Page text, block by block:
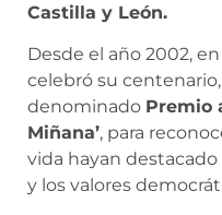
Castilla y León.
Desde el año 2002,
celebró su
denominado Premio
Miñana’, para
vida hayan
y los valores